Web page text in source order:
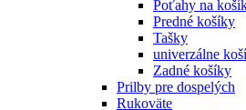
Poťahy na
Predné košíky
Tašky
univerzálne
Zadné košíky
Prilby pre dospelých
Rukoväte